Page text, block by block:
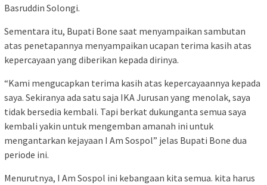
Basruddin Solongi.
Sementara itu, Bupati Bone saat menyampaikan sambutan
atas penetapannya menyampaikan ucapan terima kasih atas
kepercayaan yang diberikan kepada dirinya.
“Kami mengucapkan terima kasih atas kepercayaannya kepada
saya. Sekiranya ada satu saja IKA Jurusan yang menolak, saya
tidak bersedia kembali. Tapi berkat dukunganta semua saya
kembali yakin untuk mengemban amanah ini untuk
mengantarkan kejayaan I Am Sospol” jelas Bupati Bone dua
periode ini.
Menurutnya, I Am Sospol ini kebangaan kita semua. kita harus